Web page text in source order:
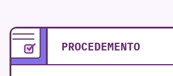
PROCEDEMENTO